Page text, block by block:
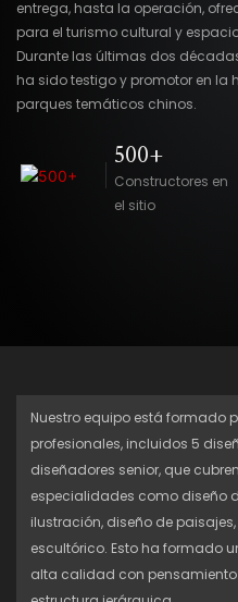
entrega, hasta la operación,
para el turismo cultural y
Durante las últimas dos
ha sido testigo y promotor en la
parques temáticos chinos.
500+
Constructores en
el sitio
Nuestro equipo está formado
profesionales, incluidos 5
diseñadores senior, que
especialidades como diseño
ilustración, diseño de
escultórico. Esto ha formado
alta calidad con pensamiento